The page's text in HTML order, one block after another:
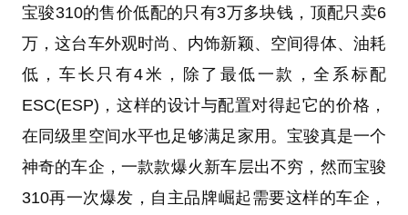
宝骏310的售价低配的只有3万多块钱，顶配只卖6
万，这台车外观时尚、内饰新颖、空间得体、油耗
低，车长只有4米，除了最低一款，全系标配
ESC(ESP)，这样的设计与配置对得起它的价格，
在同级里空间水平也足够满足家用。宝骏真是一个
神奇的车企，一款款爆火新车层出不穷，然而宝骏
310再一次爆发，自主品牌崛起需要这样的车企，